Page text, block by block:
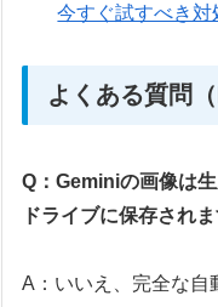
今すぐ試すべき対
よくある質問（
Q：Geminiの画像は
ドライブに保存され
A：いいえ、完全な自